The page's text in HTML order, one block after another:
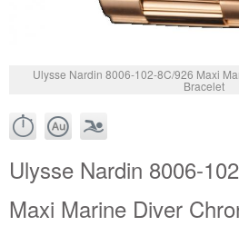
Ulysse Nardin 8006-102-8C/926 Maxi
Bracelet
Ulysse Nardin 8006-
Maxi Marine Diver